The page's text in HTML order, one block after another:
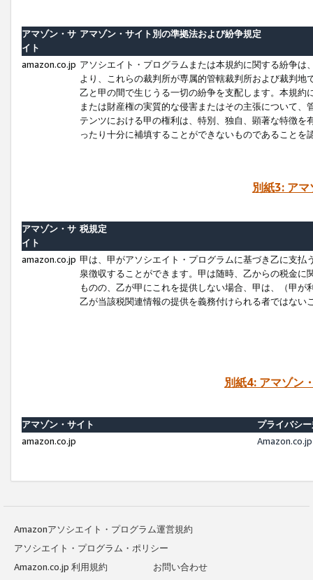
アマゾン・サ
イト
アマゾン・サイト別の準拠法および紛争規定
amazon.co.jp アソシエイト・プログラムまたは本規約に関する紛争
より、これらの裁判所が専属的管轄裁判所および裁判
乙と甲の間で生じうる一切の紛争を支配します。本規
または財産権の実質的な侵害またはその主張について
テンツにおける甲の権利は、特別、独自、顕著な特徴
ったり十分に補填することができないものであることを
別紙3: ア
アマゾン・サ
イト
税規定
amazon.co.jp 甲は、甲がアソシエイト・プログラムに基づき乙に支
泉徴収することができます。甲は随時、乙からの税金
ものの、乙が甲にこれを提供しない場合、甲は、（甲
乙が当該税関連情報の提供を義務付けられる者ではな
別紙4: アマゾン
アマゾン・サイト
プライバシ
amazon.co.jp
Amazonアソシエイト・プログラム運営規約
アソシエイト・プログラム・ポリシー
Amazon.co.jp 利用規約
お問い合わせ